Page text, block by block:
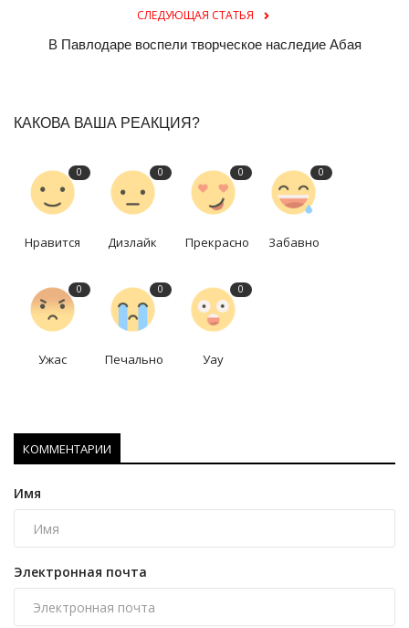
СЛЕДУЮЩАЯ СТАТЬЯ
В Павлодаре воспели творческое наследие Абая
КАКОВА ВАША РЕАКЦИЯ?
0
Нравится
0
Дизлайк
0
Прекрасно
0
Забавно
0
Ужас
0
Печально
0
Уау
КОММЕНТАРИИ
Имя
Электронная почта